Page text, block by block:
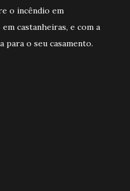
o incêndio em
castanheiras, e com a
para o seu casamento.